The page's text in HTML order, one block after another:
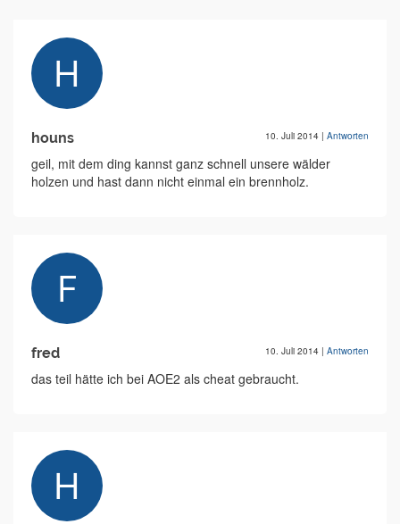
houns 10. Juli 2014 | Antworten
geil, mit dem ding kannst ganz schnell unsere wälder
holzen und hast dann nicht einmal ein brennholz.
fred 10. Juli 2014 | Antworten
das teil hätte ich bei AOE2 als cheat gebraucht.